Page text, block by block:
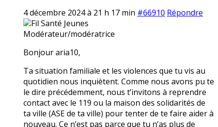
4 décembre 2024 à 21 h 17 min #66910 Répondre
Fil Santé Jeunes
Modérateur/modératrice
Bonjour aria10,
Ta situation familiale et les violences que tu vis au
quotidien nous inquiètent. Comme nous avons pu te
le dire précédemment, nous t’invitons à reprendre
contact avec le 119 ou la maison des solidarités de
ta ville (ASE de ta ville) pour tenter de te faire aider à
nouveau. Ce n’est pas parce que tu n’as plus de